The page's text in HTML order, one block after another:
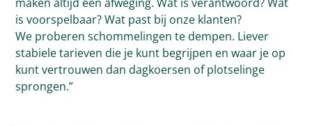
is voorspelbaar? Wat past bij onze klanten?
We proberen schommelingen te dempen. Liever
stabiele tarieven die je kunt begrijpen en waar je op
kunt vertrouwen dan dagkoersen of plotselinge
sprongen.”